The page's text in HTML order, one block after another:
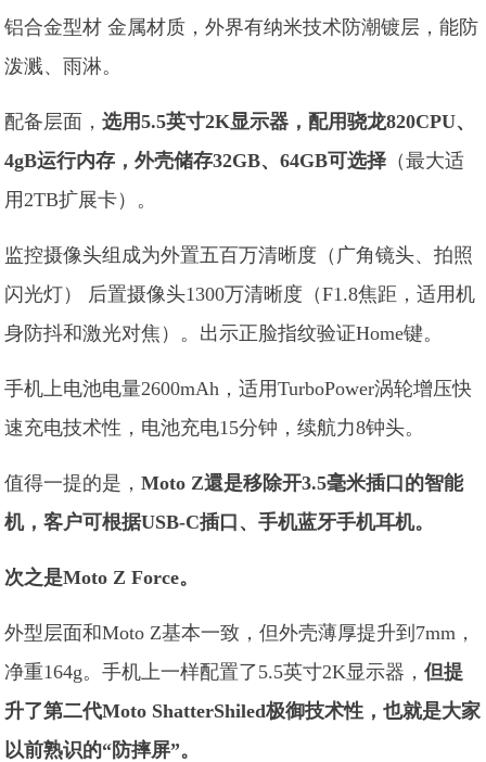
铝合金型材 金属材质，外界有纳米技术防潮镀层，能防
泼溅、雨淋。
配备层面，选用5.5英寸2K显示器，配用骁龙820CPU、
4gB运行内存，外壳储存32GB、64GB可选择 （最大适
用2TB扩展卡）。
监控摄像头组成为外置五百万清晰度（广角镜头、拍照
闪光灯） 后置摄像头1300万清晰度（F1.8焦距，适用机
身防抖和激光对焦）。出示正脸指纹验证Home键。
手机上电池电量2600mAh，适用TurboPower涡轮增压快
速充电技术性，电池充电15分钟，续航力8钟头。
值得一提的是，Moto Z還是移除开3.5毫米插口的智能
机，客户可根据USB-C插口、手机蓝牙手机耳机。
次之是Moto Z Force。
外型层面和Moto Z基本一致，但外壳薄厚提升到7mm，
净重164g。手机上一样配置了5.5英寸2K显示器，但提
升了第二代Moto ShatterShiled极御技术性，也就是大家
以前熟识的“防摔屏”。